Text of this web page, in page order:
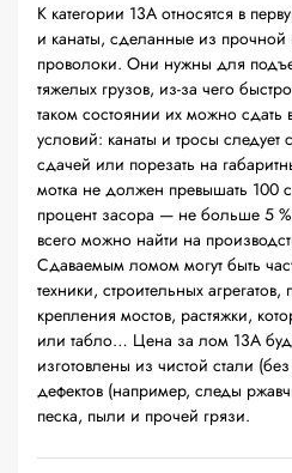
К категории 13А относятся в
и канаты, сделанные из прочной
проволоки. Они нужны для
тяжелых грузов, из-за чего
таком состоянии их можно сдать
условий: канаты и тросы следует
сдачей или порезать на
мотка не должен превышать 100
процент засора — не больше 5
всего можно найти на
Сдаваемым ломом могут быть
техники, строительных
крепления мостов, растяжки,
или табло… Цена за лом 13А
изготовлены из чистой стали
дефектов (например, следы
песка, пыли и прочей грязи.